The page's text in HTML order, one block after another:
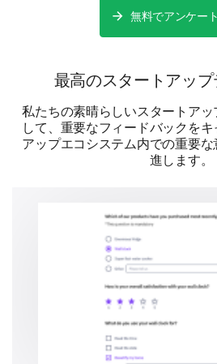
Overall Satisfaction
Tell us about your overall
How would you rate your
with our product?
(1: Very Dissatisfied to 5:
If you could change one thing
product, what would it be and
無料でアンケー
最高のスタートアッ
私たちの素晴らしいスタートア
して、重要なフィードバックを
アップエコシステム内での重要
進します。